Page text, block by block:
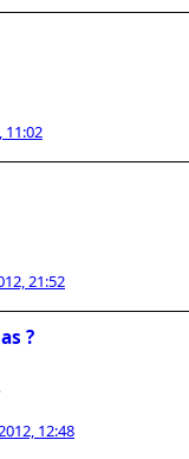
11:02
21:52
?
12:48